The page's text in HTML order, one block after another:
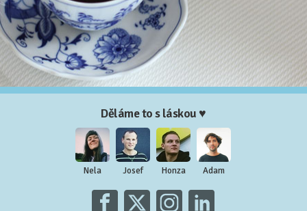
Děláme to s láskou ♥
Nela Josef Honza Adam